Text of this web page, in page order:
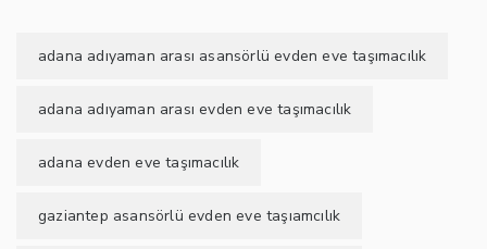
adana adıyaman arası asansörlü evden eve taşımacılık
adana adıyaman arası evden eve taşımacılık
adana evden eve taşımacılık
gaziantep asansörlü evden eve taşıamcılık